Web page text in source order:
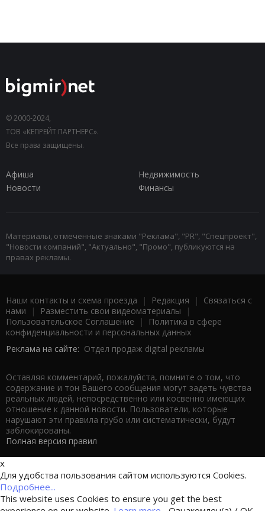
© 2000-2024,
ТОВ «КЕПРЕЙТ ПАРТНЕРС».
Все права защищены.
Афиша
Недвижимость
Новости
Финансы
Материалы, отмеченные знаками "Реклама", "PR", "Спецпроект",
"Новости компаний", "Актуально", "Промо", публикуются на
правах рекламы.
Наши контакты и схема проезда | Редакция | Связаться с
нами | Разместить свои видеоматериалы |
Пользовательское Соглашение |
Политика в сфере
конфиденциальности и персональных данных
Реклама на сайте: Отдел продаж digital рекламы
Оставляя комментарий, пожалуйста, помните о том, что
содержание и тон Вашего сообщения могут задеть чувства
реальных людей, непосредственно или косвенно имеющих
отношение к данной новости. Пользователи, которые
нарушают эти правила грубо или систематически, будут
заблокированы.
Полная версия правил
x
Для удобства пользования сайтом используются Cookies.
Подробнее...
This website uses Cookies to ensure you get the best